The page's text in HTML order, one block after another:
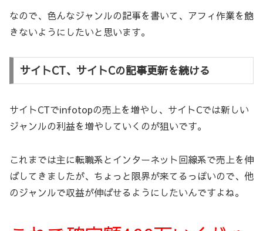
なので、色んなジャンルの記事を書いて、アフィ作業を飽
きないようにしたいと思います。
サイトCT、サイトCの記事更新を続ける
サイトCTでinfotopの売上を増やし、サイトCでは新しい
ジャンルの利益を増やしていくのが狙いです。
これまでは主に転職系とインターネット回線系で売上を伸
ばしてきましたが、ちょっと限界が来てるっぽいので、他
のジャンルで収益が伸ばせるようにしたいんですよね。